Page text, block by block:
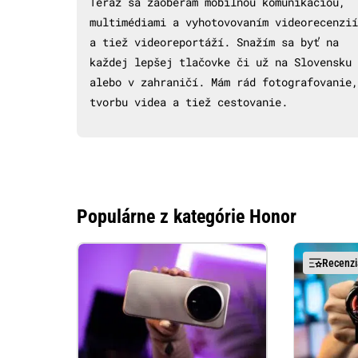
multimédiami a vyhotovovaním videorecenzií
a tiež videoreportáží. Snažím sa byť na
každej lepšej tlačovke či už na Slovensku
alebo v zahraničí. Mám rád fotografovanie,
tvorbu videa a tiež cestovanie.
Populárne z kategórie Honor